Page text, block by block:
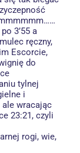
3’55 a
ręczny,
Escorcie,
do
tylnej
i
wracając
23:21, czyli
rogi, wie,